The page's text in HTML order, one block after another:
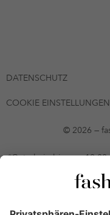
DATENSCHUTZ
COOKIE
© 2026 —
*Gutschein bis zum
fashionette.at/selected-
§9